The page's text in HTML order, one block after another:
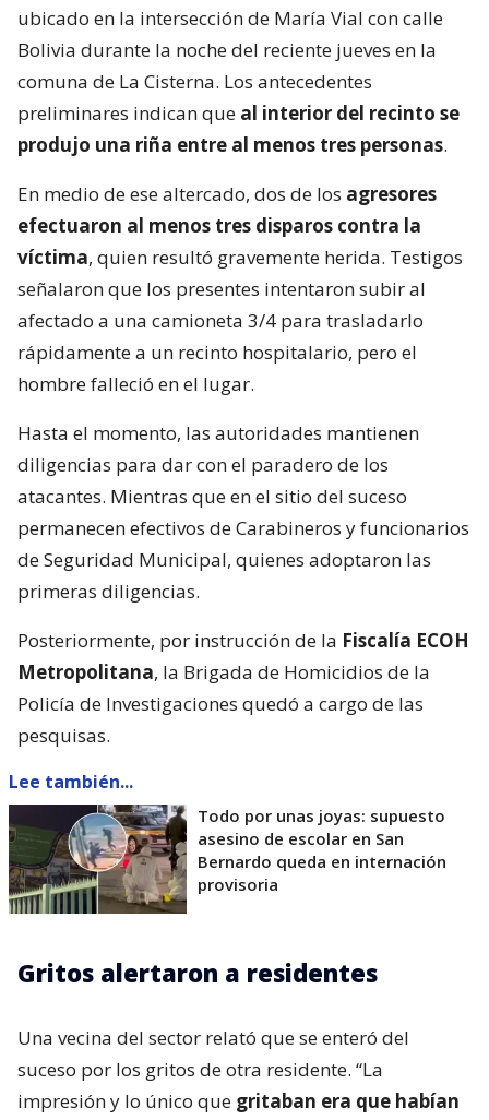
ubicado en la intersección de María Vial con calle
Bolivia durante la noche del reciente jueves en la
comuna de La Cisterna. Los antecedentes
preliminares indican que al interior del recinto se
produjo una riña entre al menos tres personas.
En medio de ese altercado, dos de los agresores
efectuaron al menos tres disparos contra la
víctima, quien resultó gravemente herida. Testigos
señalaron que los presentes intentaron subir al
afectado a una camioneta 3/4 para trasladarlo
rápidamente a un recinto hospitalario, pero el
hombre falleció en el lugar.
Hasta el momento, las autoridades mantienen
diligencias para dar con el paradero de los
atacantes. Mientras que en el sitio del suceso
permanecen efectivos de Carabineros y funcionarios
de Seguridad Municipal, quienes adoptaron las
primeras diligencias.
Posteriormente, por instrucción de la Fiscalía ECOH
Metropolitana, la Brigada de Homicidios de la
Policía de Investigaciones quedó a cargo de las
pesquisas.
Lee también...
Todo por unas joyas: supuesto
asesino de escolar en San
Bernardo queda en internación
provisoria
Gritos alertaron a residentes
Una vecina del sector relató que se enteró del
suceso por los gritos de otra residente. “La
impresión y lo único que gritaban era que habían